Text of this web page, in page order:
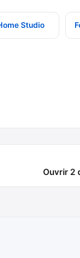
Studio
Ouvrir 2